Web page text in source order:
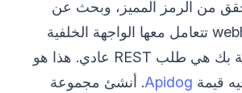
من الرمز المميز، وبحث عن
المستخدم، وwebhook تتعامل معها الواجهة الخلفية
(backend) الخاصة بك هي طلب REST عادي. هذا هو
قيمة Apidog. أنشئ مجموعة